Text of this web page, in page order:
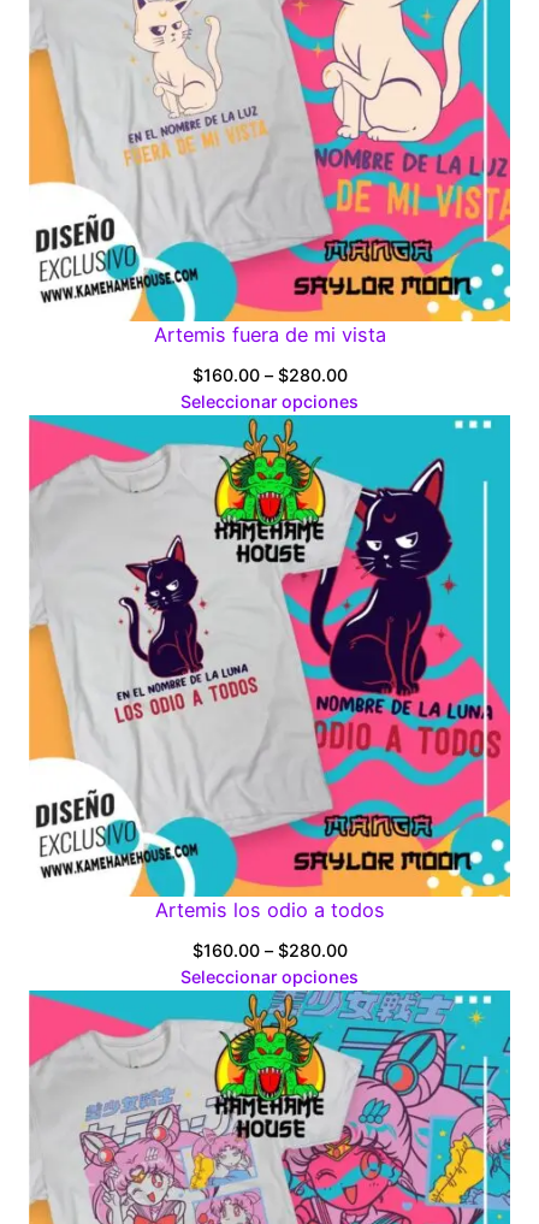
Artemis fuera de mi vista
$160.00 – $280.00Price
range:
$280.00
Seleccionar opciones
Artemis los odio a todos
$160.00 – $280.00Price
range:
$160.00
through
$280.00
Seleccionar opciones